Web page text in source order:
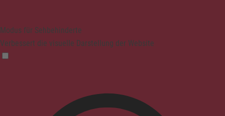
Modus für Sehbehinderte
Verbessert die visuelle Darstellung der Website